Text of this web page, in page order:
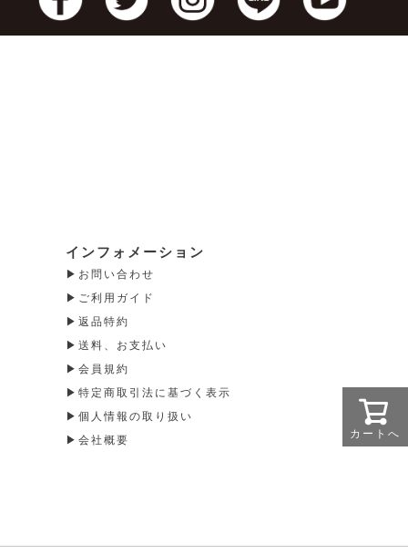
カートへ
インフォメーション
お問い合わせ
ご利用ガイド
返品特約
送料、お支払い
会員規約
特定商取引法に基づく表示
個人情報の取り扱い
会社概要